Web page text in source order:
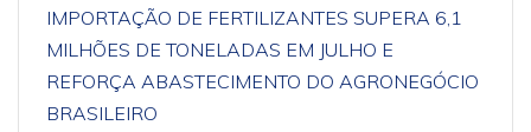
IMPORTAÇÃO DE FERTILIZANTES SUPERA 6,1
MILHÕES DE TONELADAS EM JULHO E
REFORÇA ABASTECIMENTO DO AGRONEGÓCIO
BRASILEIRO